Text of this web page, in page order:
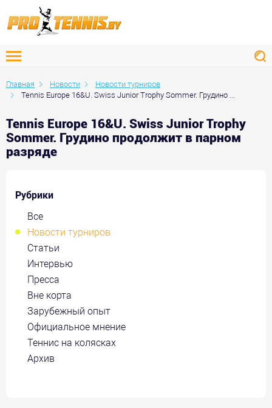
Главная Новости
Новости турниров
Tennis Europe 16&U. Swiss Junior Trophy Sommer. Грудино ...
Tennis Europe 16&U. Swiss Junior Trophy
Sommer. Грудино продолжит в парном
разряде
Рубрики
Все
Новости турниров
Статьи
Интервью
Пресса
Вне корта
Зарубежный опыт
Официальное мнение
Теннис на колясках
Архив